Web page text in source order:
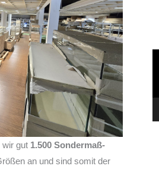
wir gut 1.500 Sondermaß-
an und sind somit der